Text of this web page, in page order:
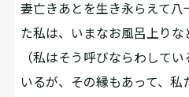
妻亡きあとを生き永らえて八
た私は、いまなお風呂上り
（私はそう呼びならわして
いるが、その縁もあって、私